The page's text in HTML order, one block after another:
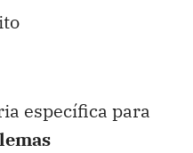
específica para